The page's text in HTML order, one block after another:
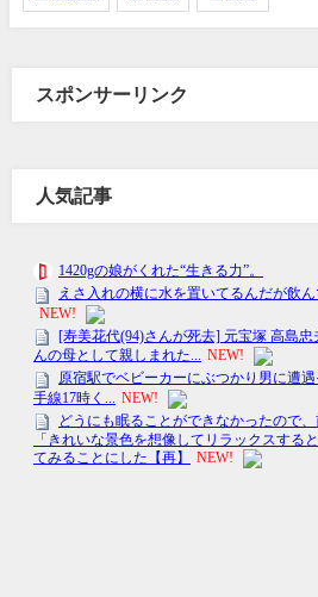
スポンサーリンク
人気記事